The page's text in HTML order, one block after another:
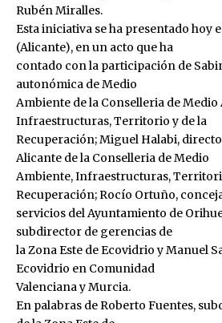
Rubén Miralles.
Esta iniciativa se ha presentado hoy
(Alicante), en un acto que ha
contado con la participación de
autonómica de Medio
Ambiente de la Conselleria de Medio
Infraestructuras, Territorio y de la
Recuperación; Miguel Halabi,
Alicante de la Conselleria de Medio
Ambiente, Infraestructuras,
Recuperación; Rocío Ortuño,
servicios del Ayuntamiento de
subdirector de gerencias de
la Zona Este de Ecovidrio y Manuel
Ecovidrio en Comunidad
Valenciana y Murcia.
En palabras de Roberto Fuentes,